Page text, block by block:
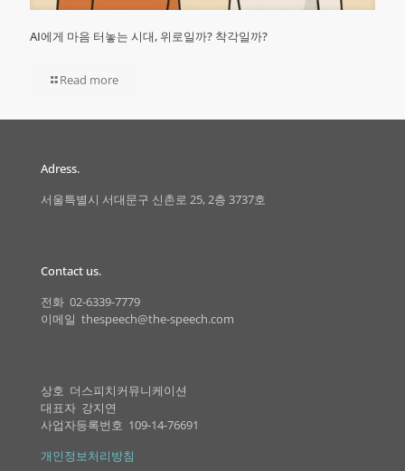
AI에게 마음 터놓는 시대, 위로일까? 착각일까?
Read more
Adress.
서울특별시 서대문구 신촌로 25, 2층 3737호
Contact us.
전화 02-6339-7779
이메일 thespeech@the-speech.com
상호 더스피치커뮤니케이션
대표자 강지연
사업자등록번호 109-14-76691
개인정보처리방침